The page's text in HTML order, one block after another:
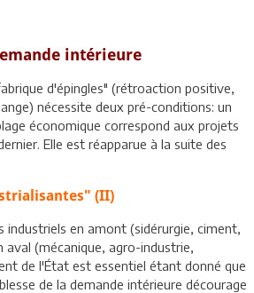
intérieure
d'épingles" (rétroaction positive,
nécessite deux pré-conditions: un
économique correspond aux projets
Elle est réapparue à la suite des
(II)
en amont (sidérurgie, ciment,
(mécanique, agro-industrie,
de l'État est essentiel étant donné que
de la demande intérieure décourage